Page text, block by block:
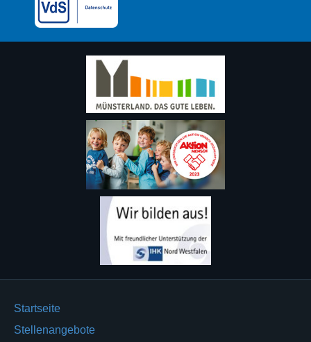
Startseite
Stellenangebote